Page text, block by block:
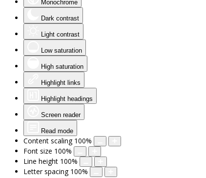
Monochrome
Dark contrast
Light contrast
Low saturation
High saturation
Highlight links
Highlight headings
Screen reader
Read mode
Content scaling 100%
Font size 100%
Line height 100%
Letter spacing 100%